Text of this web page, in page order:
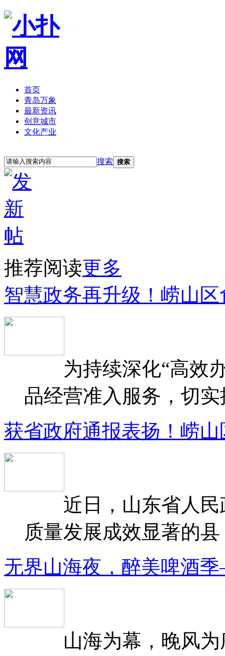
首页
青岛万象
最新资讯
创意城市
文化产业
搜索 搜索
推荐阅读更多
智慧政务再升级！崂山
为持续深化“高效办
品经营准入服务，切
获省政府通报表扬！崂
近日，山东省人民
质量发展成效显著的
无界山海夜，醉美啤酒
山海为幕，晚风为